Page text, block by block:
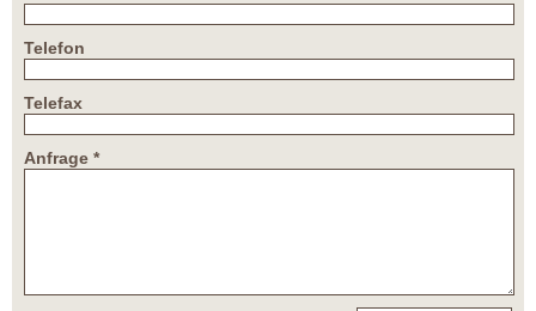
Telefon
Telefax
Anfrage *